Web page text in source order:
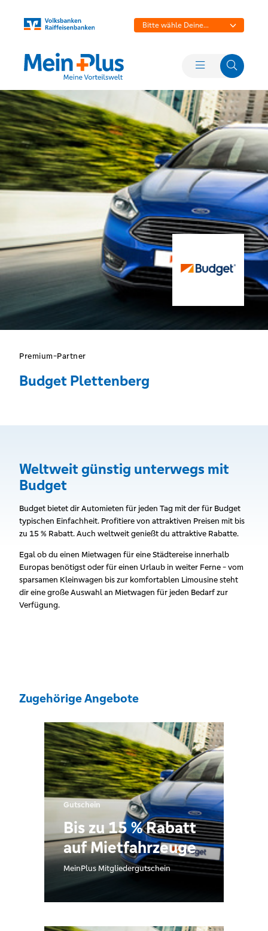
Bitte wähle Deine
Premium-Partner
Budget Plettenberg
Weltweit günstig unterwegs mit
Budget
Budget bietet dir Automieten für jeden Tag mit der für Budget
typischen Einfachheit. Profitiere von attraktiven Preisen mit bis
zu 15 % Rabatt. Auch weltweit genießt du attraktive Rabatte.
Egal ob du einen Mietwagen für eine Städtereise innerhalb
Europas benötigst oder für einen Urlaub in weiter Ferne - vom
sparsamen Kleinwagen bis zur komfortablen Limousine steht
dir eine große Auswahl an Mietwagen für jeden Bedarf zur
Verfügung.
Zugehörige Angebote
Gutschein
Bis zu 15 % Rabatt
auf Mietfahrzeuge
MeinPlus Mitgliedergutschein